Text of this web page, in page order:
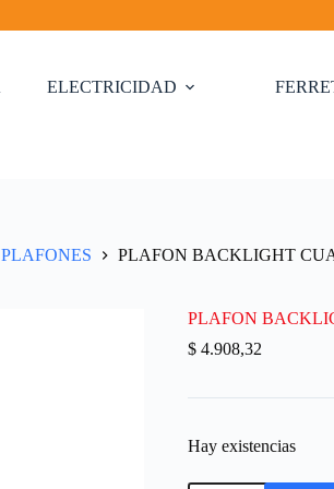
ELECTRICIDAD
PLAFONES PLAFON BACKLIGHT
PLAFON
$4.908,32
Hay existencias